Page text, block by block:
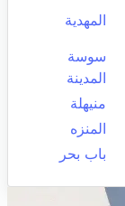
المهدية
سوسة
المدينة
منيهلة
المنزه
باب بحر